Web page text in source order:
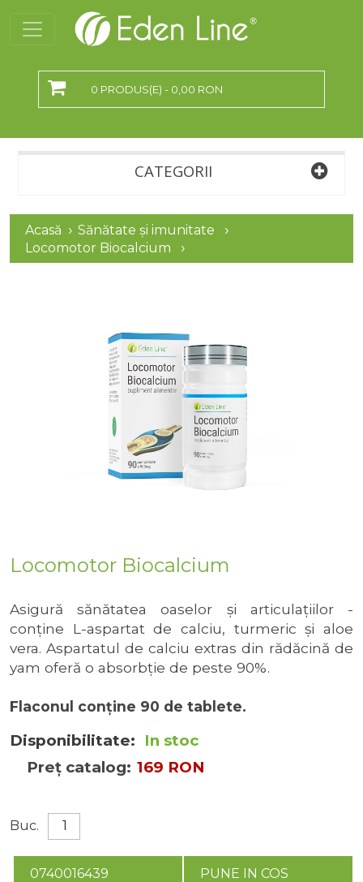
0 PRODUS(E) - 0,00 RON
CATEGORII
Acasă
Sănătate și imunitate
Locomotor Biocalcium
Locomotor Biocalcium
Asigură sănătatea oaselor şi articulaţiilor -
conţine L-aspartat de calciu, turmeric şi aloe
vera. Aspartatul de calciu extras din rădăcină de
yam oferă o absorbţie de peste 90%.
Flaconul conține 90 de tablete.
Disponibilitate:
In stoc
Preț catalog: 169 RON
Buc.
PUNE IN COS
0740016439